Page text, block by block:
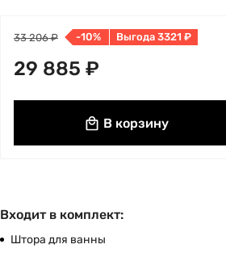
33 206 ₽ -10% Выгода 3321 ₽
29 885 ₽
В корзину
Входит в комплект:
Штора для ванны